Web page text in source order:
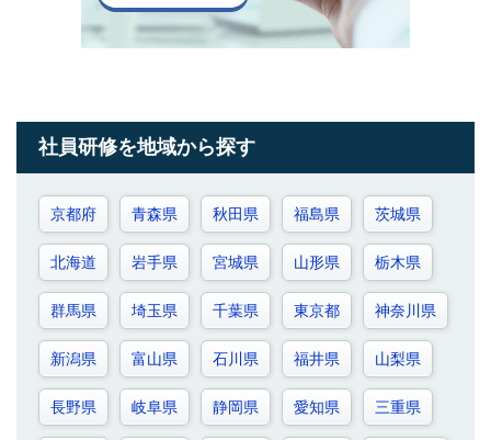
社員研修を地域から探す
京都府 青森県 秋田県 福島県 茨城県
北海道 岩手県 宮城県 山形県 栃木県
群馬県 埼玉県 千葉県 東京都 神奈川県
新潟県 富山県 石川県 福井県 山梨県
長野県 岐阜県 静岡県 愛知県 三重県